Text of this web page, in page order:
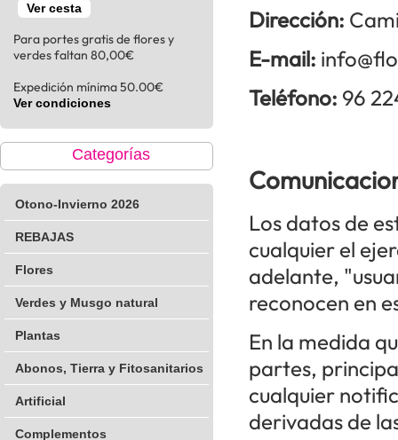
Ver cesta
Para portes gratis de flores y
verdes faltan 80,00€
Expedición mínima 50.00€
Ver condiciones
Categorías
Otono-Invierno 2026
REBAJAS
Flores
Verdes y Musgo natural
Plantas
Abonos, Tierra y Fitosanitarios
Artificial
Complementos
Dirección:
E-mail:
Teléfono: 96
Los datos de
cualquier el
adelante,
reconocen en
En la medida
partes,
cualquier
derivadas de